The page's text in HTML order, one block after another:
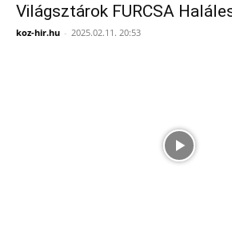
Világsztárok FURCSA
koz-hir.hu - 2025.02.11. 20:53